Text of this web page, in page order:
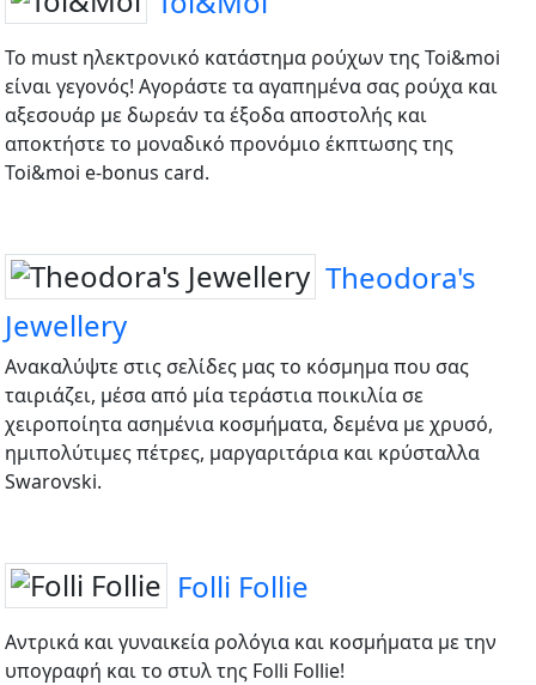
Το must ηλεκτρονικό κατάστημα ρούχων της Toi&moi
είναι γεγονός! Αγοράστε τα αγαπημένα σας ρούχα και
αξεσουάρ με δωρεάν τα έξοδα αποστολής και
αποκτήστε το μοναδικό προνόμιο έκπτωσης της
Toi&moi e-bonus card.
Theodora's
Jewellery
Ανακαλύψτε στις σελίδες μας το κόσμημα που σας
ταιριάζει, μέσα από μία τεράστια ποικιλία σε
χειροποίητα ασημένια κοσμήματα, δεμένα με χρυσό,
ημιπολύτιμες πέτρες, μαργαριτάρια και κρύσταλλα
Swarovski.
Folli Follie
Αντρικά και γυναικεία ρολόγια και κοσμήματα με την
υπογραφή και το στυλ της Folli Follie!